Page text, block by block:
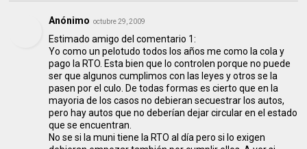
Anónimo octubre 29, 2009
Estimado amigo del comentario 1:
Yo como un pelotudo todos los años me como la cola y
pago la RTO. Esta bien que lo controlen porque no puede
ser que algunos cumplimos con las leyes y otros se la
pasen por el culo. De todas formas es cierto que en la
mayoria de los casos no debieran secuestrar los autos,
pero hay autos que no deberían dejar circular en el estado
que se encuentran.
No se si la muni tiene la RTO al día pero si lo exigen